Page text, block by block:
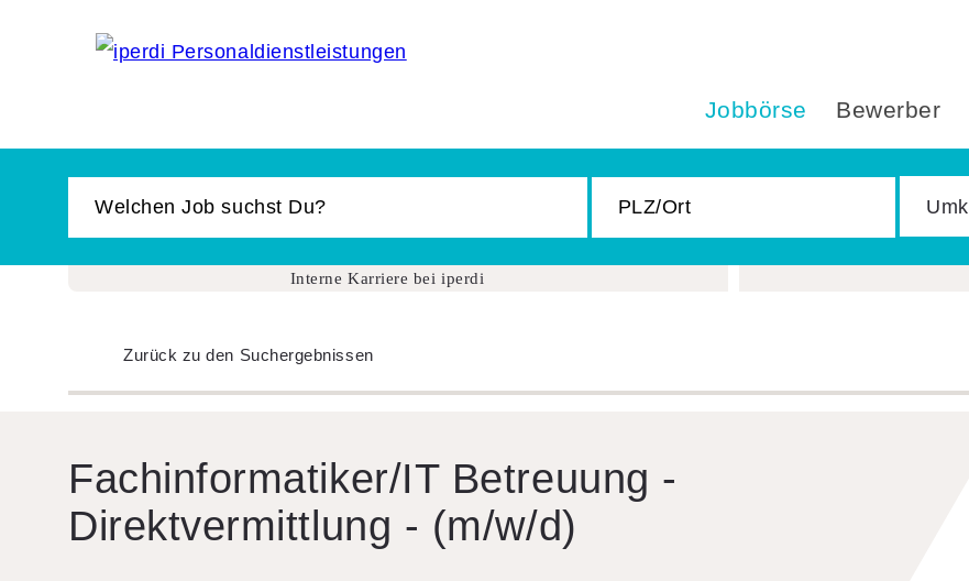
Jobbörse Bewerber
Interne Karriere bei iperdi
Zurück zu den Suchergebnissen
Fach­in­for­ma­ti­ker/IT Betreuung -
Direkt­ver­mitt­lung - (m/w/d)
Unternehmen
Kontakt
Suche
Impressum
Downloads